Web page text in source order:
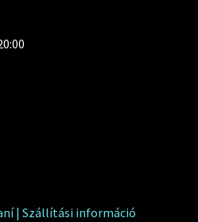
| Szállítási információ